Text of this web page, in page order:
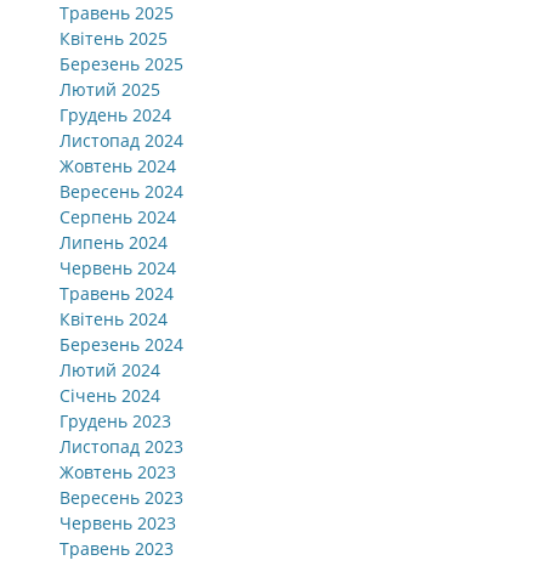
Травень 2025
Квітень 2025
Березень 2025
Лютий 2025
Грудень 2024
Листопад 2024
Жовтень 2024
Вересень 2024
Серпень 2024
Липень 2024
Червень 2024
Травень 2024
Квітень 2024
Березень 2024
Лютий 2024
Січень 2024
Грудень 2023
Листопад 2023
Жовтень 2023
Вересень 2023
Червень 2023
Травень 2023